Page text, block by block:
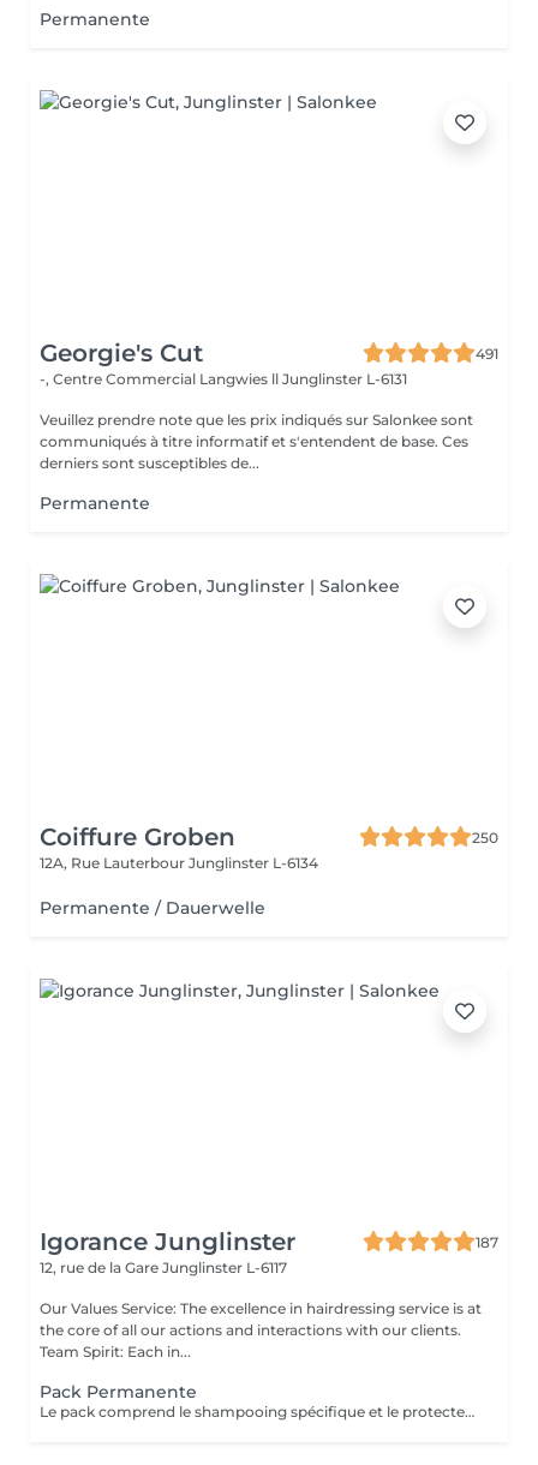
Permanente
Georgie's Cut
491
-, Centre Commercial Langwies ll Junglinster L-6131
Veuillez prendre note que les prix indiqués sur Salonkee sont
communiqués à titre informatif et s'entendent de base. Ces
derniers sont susceptibles de...
Permanente
Coiffure Groben
250
12A, Rue Lauterbour Junglinster L-6134
Permanente / Dauerwelle
Igorance Junglinster
187
12, rue de la Gare Junglinster L-6117
Our Values Service: The excellence in hairdressing service is at
the core of all our actions and interactions with our clients.
Team Spirit: Each in...
Pack Permanente
Le pack comprend le shampooing spécifique et le protecteur REDKEN , la permanente avec les produits LOREAL PROFESSIONNEL , le conditionneur REDKEN , le séchage et les produits de styling REDKEN Option Coupe : la coupe IGORANCE (finition sur cheveux secs), le séchage et les produits de styling REDKEN. * Tarifs à titre indicatifs à confirmer après la consultation personnalisée établit auprès de votre coiffeur/stylist/spécialiste * La direction se réserve le droit d’apporter des modifications pour le bon fonctionnement du salon